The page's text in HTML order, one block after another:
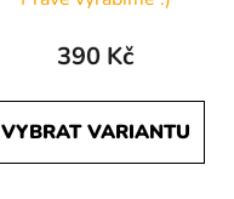
390 Kč
VYBRAT VARIANTU